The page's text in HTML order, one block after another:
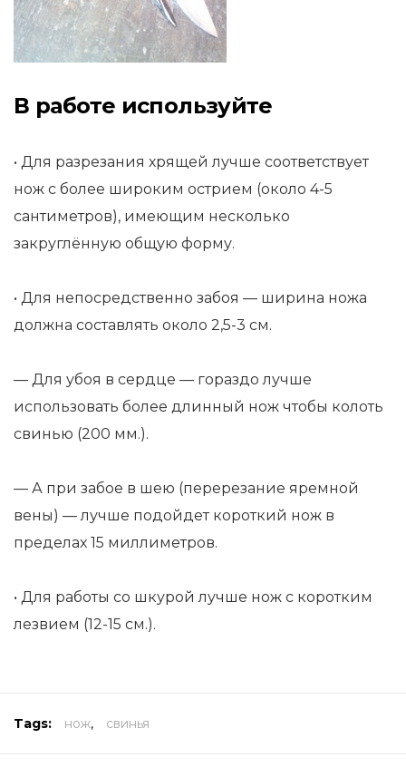
В работе используйте
• Для разрезания хрящей лучше соответствует
нож с более широким острием (около 4-5
сантиметров), имеющим несколько
закруглённую общую форму.
• Для непосредственно забоя — ширина ножа
должна составлять около 2,5-3 см.
— Для убоя в сердце — гораздо лучше
использовать более длинный нож чтобы колоть
свинью (200 мм.).
— А при забое в шею (перерезание яремной
вены) — лучше подойдет короткий нож в
пределах 15 миллиметров.
• Для работы со шкурой лучше нож с коротким
лезвием (12-15 см.).
Tags: нож, свинья